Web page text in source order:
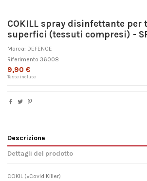
COKILL spray disinfettante per
superfici (tessuti compresi) -
Marca: DEFENCE
Riferimento 36008
9,90 €
Tasse incluse
Descrizione
Dettagli del prodotto
COKIL (=Covid Killer)